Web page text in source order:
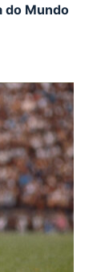
do Mundo